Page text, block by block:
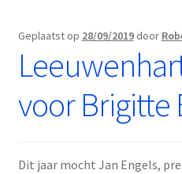
Geplaatst op 28/09/2019 door
voor Brigitte
Dit jaar mocht Jan Engels,